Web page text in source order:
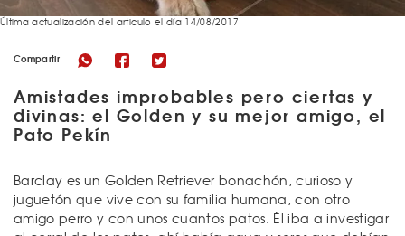
Compartir
Amistades improbables pero ciertas y
divinas: el Golden y su mejor amigo, el
Pato Pekín
Última actualización del articulo el día 14/08/2017
Barclay es un Golden Retriever bonachón, curioso y
juguetón que vive con su familia humana, con otro
amigo perro y con unos cuantos patos. Él iba a investigar